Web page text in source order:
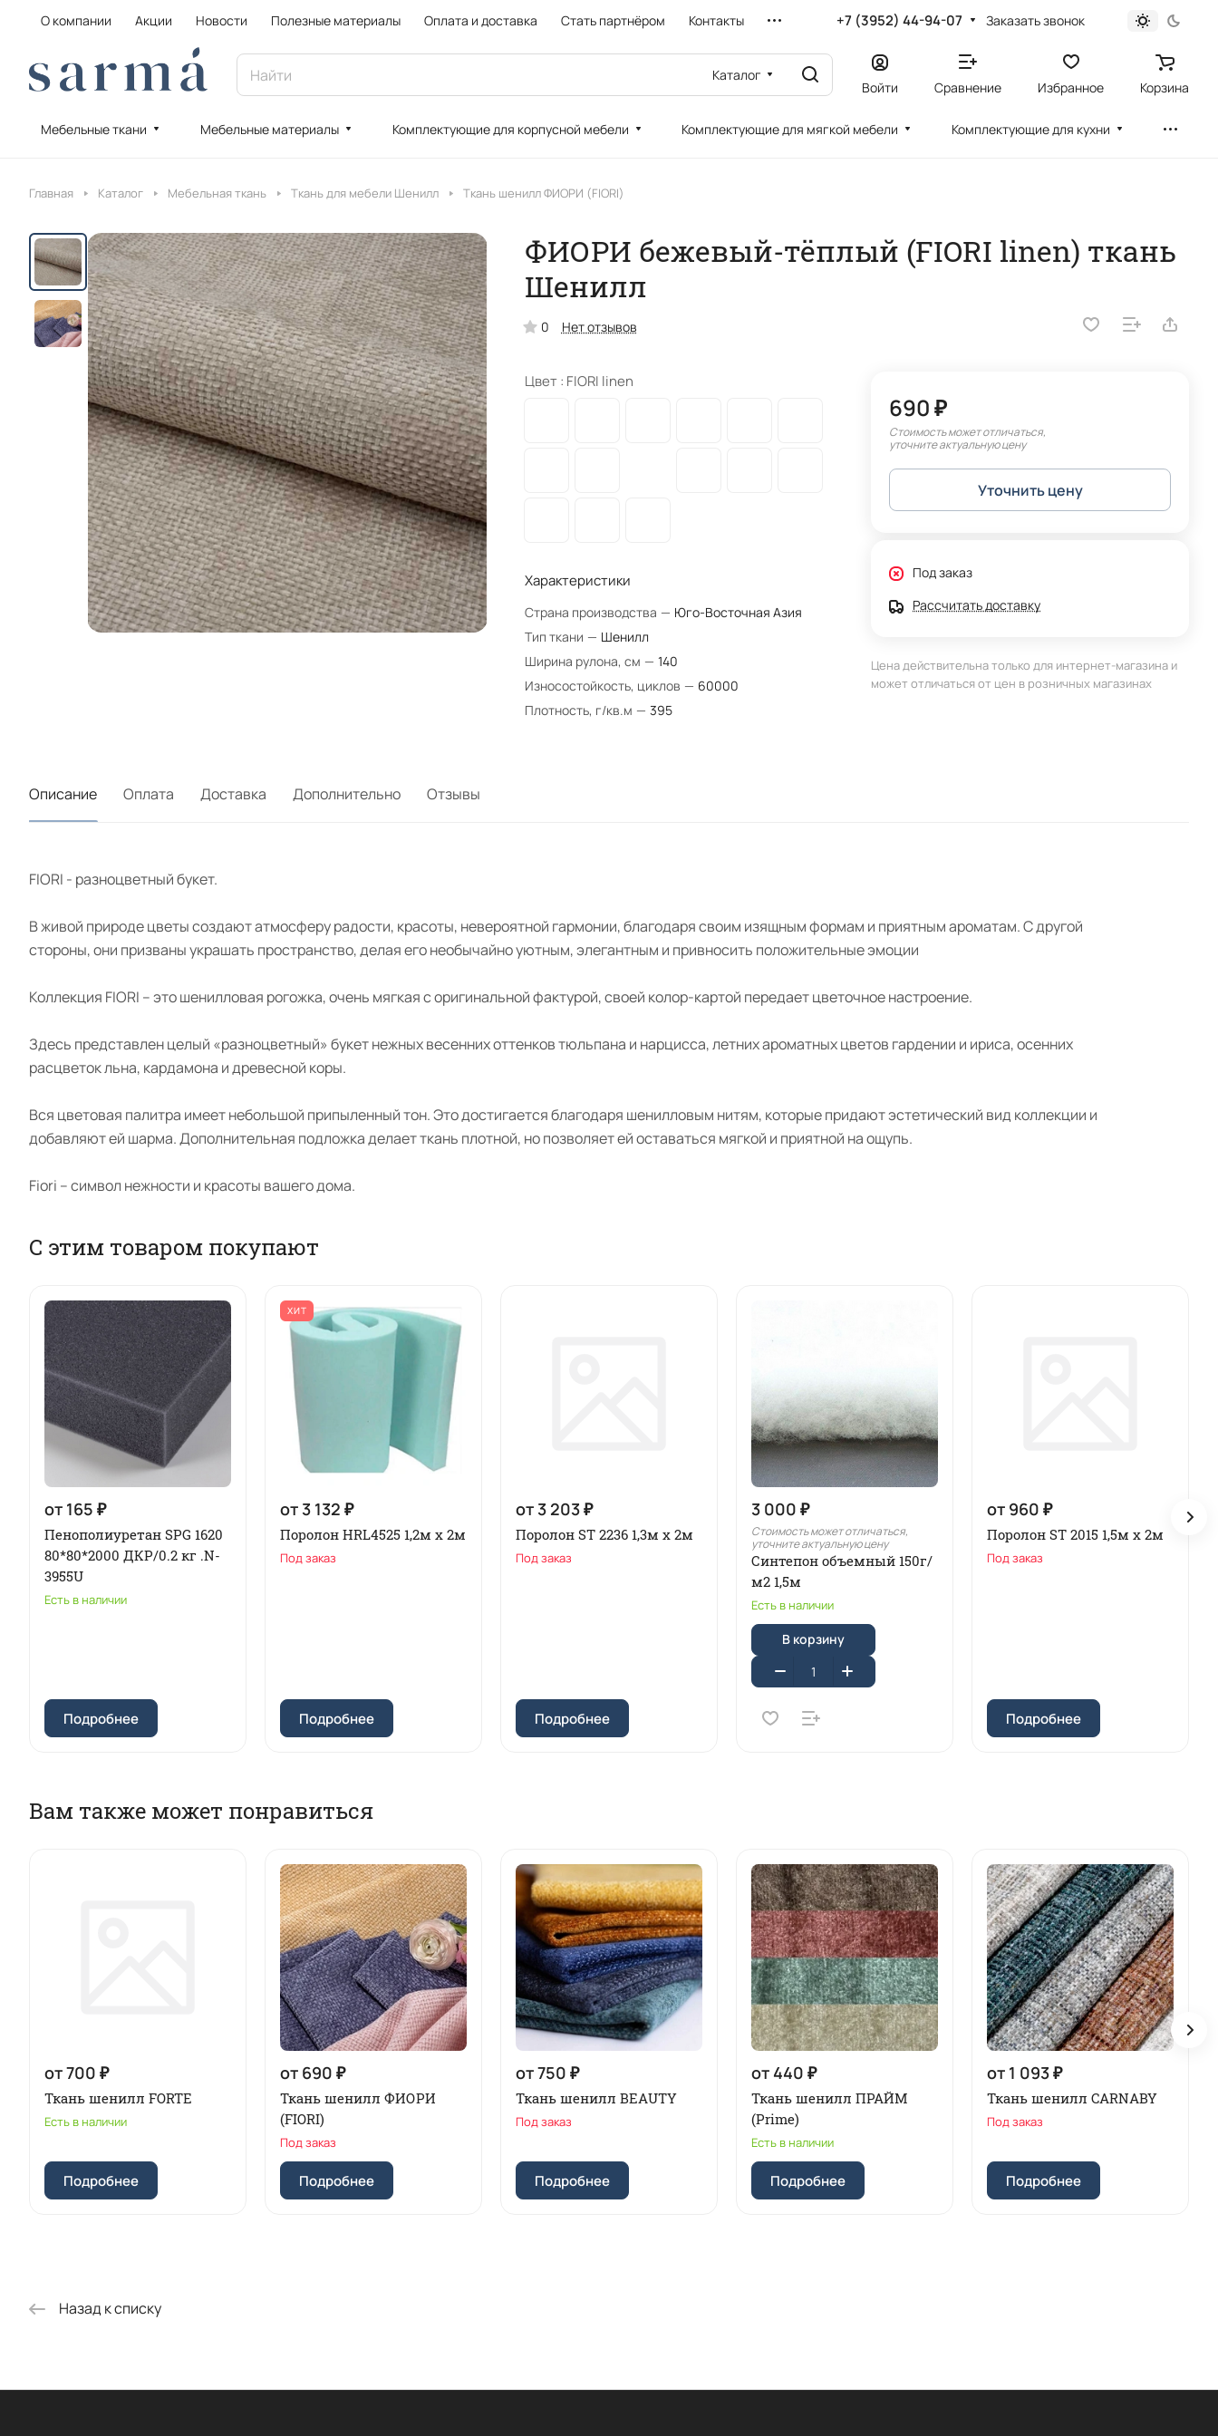
О компании Акции Новости Полезные материалы Оплата и доставка Стать партнёром Контакты +7 (3952) 44-94-07 Заказать звонок
Каталог
Войти Сравнение Избранное Корзина
Мебельные ткани Мебельные материалы Комплектующие для корпусной мебели Комплектующие для мягкой мебели Комплектующие для кухни
Главная Каталог Мебельная ткань Ткань для мебели Шенилл Ткань шенилл ФИОРИ (FIORI)
ФИОРИ бежевый-тёплый (FIORI linen) ткань
Шенилл
0 Нет отзывов
Цвет : FIORI linen
Характеристики
Страна производства — Юго-Восточная Азия
Тип ткани — Шенилл
Ширина рулона, см — 140
Износостойкость, циклов — 60000
Плотность, г/кв.м — 395
690 ₽
Стоимость может отличаться,
уточните актуальную цену
Уточнить цену
Под заказ
Рассчитать доставку
Цена действительна только для интернет-магазина и
может отличаться от цен в розничных магазинах
Описание Оплата Доставка Дополнительно Отзывы
FIORI - разноцветный букет.
В живой природе цветы создают атмосферу радости, красоты, невероятной гармонии, благодаря своим изящным формам и приятным ароматам. С другой
стороны, они призваны украшать пространство, делая его необычайно уютным, элегантным и привносить положительные эмоции
Коллекция FIORI – это шенилловая рогожка, очень мягкая с оригинальной фактурой, своей колор-картой передает цветочное настроение.
Здесь представлен целый «разноцветный» букет нежных весенних оттенков тюльпана и нарцисса, летних ароматных цветов гардении и ириса, осенних
расцветок льна, кардамона и древесной коры.
Вся цветовая палитра имеет небольшой припыленный тон. Это достигается благодаря шенилловым нитям, которые придают эстетический вид коллекции и
добавляют ей шарма. Дополнительная подложка делает ткань плотной, но позволяет ей оставаться мягкой и приятной на ощупь.
Fiori – символ нежности и красоты вашего дома.
С этим товаром покупают
от 165 ₽
Пенополиуретан SPG 1620
80*80*2000 ДКР/0.2 кг .N-
3955U
Есть в наличии
Подробнее
ХИТ
от 3 132 ₽
Поролон HRL4525 1,2м x 2м
Под заказ
Подробнее
от 3 203 ₽
Поролон ST 2236 1,3м х 2м
Под заказ
Подробнее
3 000 ₽
Стоимость может отличаться,
уточните актуальную цену
Синтепон объемный 150г/
м2 1,5м
Есть в наличии
В корзину
от 960 ₽
Поролон ST 2015 1,5м х 2м
Под заказ
Подробнее
Вам также может понравиться
от 700 ₽
Ткань шенилл FORTE
Есть в наличии
Подробнее
от 690 ₽
Ткань шенилл ФИОРИ
(FIORI)
Под заказ
Подробнее
от 750 ₽
Ткань шенилл BEAUTY
Под заказ
Подробнее
от 440 ₽
Ткань шенилл ПРАЙМ
(Prime)
Есть в наличии
Подробнее
от 1 093 ₽
Ткань шенилл CARNABY
Под заказ
Подробнее
Назад к списку